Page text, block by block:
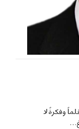
وفكرةً لا